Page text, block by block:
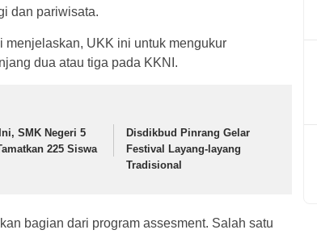
dan pariwisata.
UKK ini untuk mengukur
dua atau tiga pada KKNI.
SMK Negeri 5
225 Siswa
Disdikbud Pinrang Gelar
Festival Layang-layang
Tradisional
bagian dari program assesment. Salah satu